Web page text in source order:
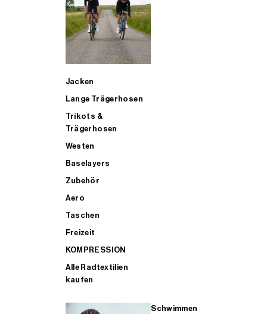
Jacken
Lange Trägerhosen
Trikots &
Trägerhosen
Westen
Baselayers
Zubehör
Aero
Taschen
Freizeit
KOMPRESSION
Alle Radtextilien
kaufen
Schwimmen
ALLE TRIATHLONARTIKEL FÜR MÄNNER KAUFEN